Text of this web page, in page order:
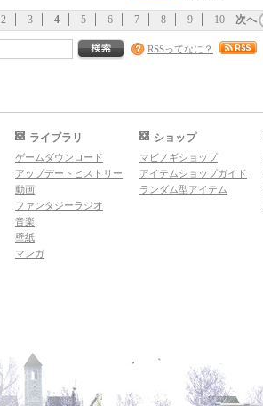
2 3 4 5 6 7 8 9 10 次へ
RSSってなに？
ライブラリ
ゲームダウンロード
アップデートヒストリー
動画
ファンタジーラジオ
音楽
壁紙
マンガ
ショップ
マビノギショップ
アイテムショップガイド
ランダム型アイテム